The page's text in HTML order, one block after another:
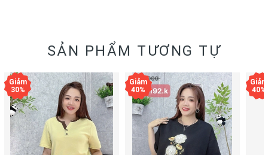
SẢN PHẨM TƯƠNG TỰ